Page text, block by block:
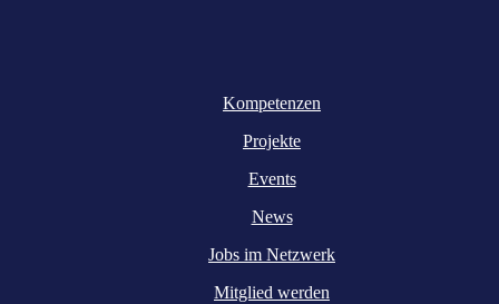
Kompetenzen
Projekte
Events
News
Jobs im Netzwerk
Mitglied werden